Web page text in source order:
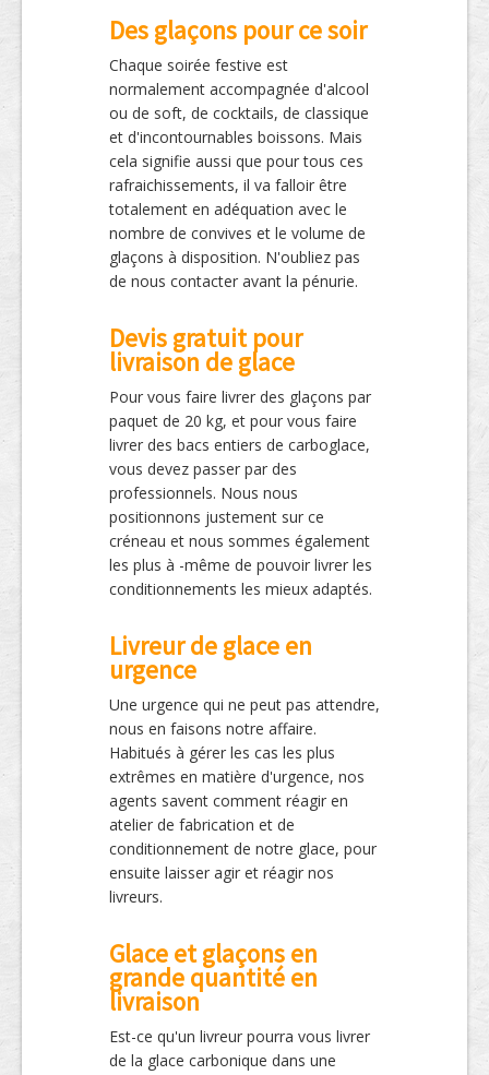
Des glaçons pour ce soir
Chaque soirée festive est
normalement accompagnée d'alcool
ou de soft, de cocktails, de classique
et d'incontournables boissons. Mais
cela signifie aussi que pour tous ces
rafraichissements, il va falloir être
totalement en adéquation avec le
nombre de convives et le volume de
glaçons à disposition. N'oubliez pas
de nous contacter avant la pénurie.
Devis gratuit pour
livraison de glace
Pour vous faire livrer des glaçons par
paquet de 20 kg, et pour vous faire
livrer des bacs entiers de carboglace,
vous devez passer par des
professionnels. Nous nous
positionnons justement sur ce
créneau et nous sommes également
les plus à -même de pouvoir livrer les
conditionnements les mieux adaptés.
Livreur de glace en
urgence
Une urgence qui ne peut pas attendre,
nous en faisons notre affaire.
Habitués à gérer les cas les plus
extrêmes en matière d'urgence, nos
agents savent comment réagir en
atelier de fabrication et de
conditionnement de notre glace, pour
ensuite laisser agir et réagir nos
livreurs.
Glace et glaçons en
grande quantité en
livraison
Est-ce qu'un livreur pourra vous livrer
de la glace carbonique dans une